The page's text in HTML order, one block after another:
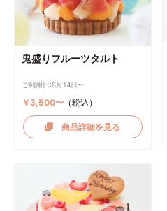
鬼盛りフルーツタルト
ご利用日:8月14日〜
￥3,500〜（税込）
商品詳細を見る